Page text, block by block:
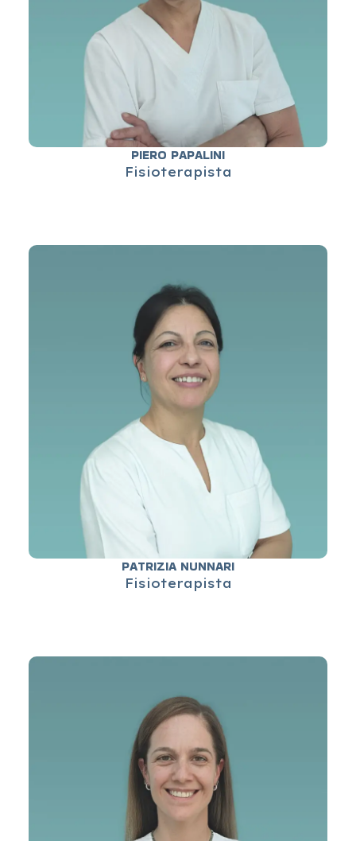
PIERO PAPALINI
Fisioterapista
PATRIZIA NUNNARI
Fisioterapista